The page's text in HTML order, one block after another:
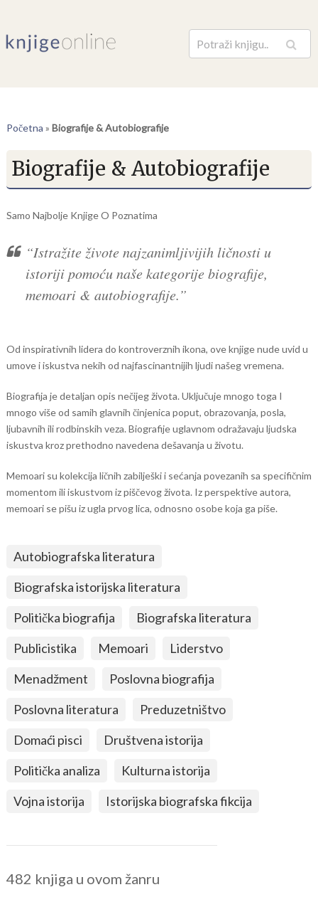
Pretraga
Početna » Biografije & Autobiografije
Biografije & Autobiografije
Samo Najbolje Knjige O Poznatima
“Istražite živote najzanimljivijih ličnosti u
istoriji pomoću naše kategorije biografije,
memoari & autobiografije.”
Od inspirativnih lidera do kontroverznih ikona, ove knjige nude uvid u
umove i iskustva nekih od najfascinantnijih ljudi našeg vremena.
Biografija je detaljan opis nečijeg života. Uključuje mnogo toga I
mnogo više od samih glavnih činjenica poput, obrazovanja, posla,
ljubavnih ili rodbinskih veza. Biografije uglavnom odražavaju ljudska
iskustva kroz prethodno navedena dešavanja u životu.
Memoari su kolekcija ličnih zabilješki i sećanja povezanih sa specifičnim
momentom ili iskustvom iz piščevog života. Iz perspektive autora,
memoari se pišu iz ugla prvog lica, odnosno osobe koja ga piše.
Autobiografska literatura
Biografska istorijska literatura
Politička biografija
Biografska literatura
Publicistika
Memoari
Liderstvo
Menadžment
Poslovna biografija
Poslovna literatura
Preduzetništvo
Domaći pisci
Društvena istorija
Politička analiza
Kulturna istorija
Vojna istorija
Istorijska biografska fikcija
482 knjiga u ovom žanru